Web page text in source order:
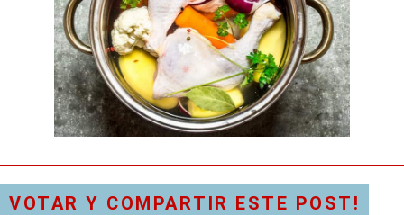
VOTAR Y COMPARTIR ESTE POST!